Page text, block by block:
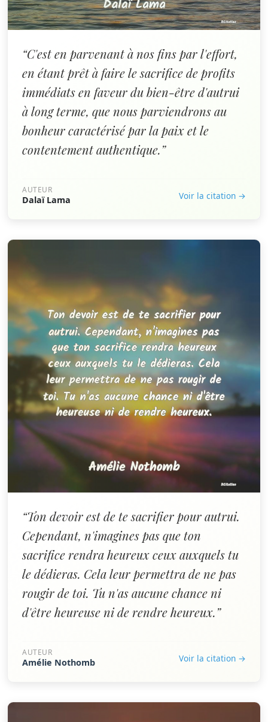
“C'est en parvenant à nos fins par l'effort,
en étant prêt à faire le sacrifice de profits
immédiats en faveur du bien-être d'autrui
à long terme, que nous parviendrons au
bonheur caractérisé par la paix et le
contentement authentique.”
AUTEUR
Dalaï Lama Voir la citation →
“Ton devoir est de te sacrifier pour autrui.
Cependant, n'imagines pas que ton
sacrifice rendra heureux ceux auxquels tu
le dédieras. Cela leur permettra de ne pas
rougir de toi. Tu n'as aucune chance ni
d'être heureuse ni de rendre heureux.”
AUTEUR
Amélie Nothomb Voir la citation →